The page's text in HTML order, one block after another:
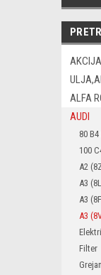
AKCIJA
ALFA
AUDI
80
100
A2
A3
A3
A3
Filter